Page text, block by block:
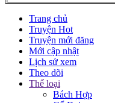
Trang chủ
Truyện Hot
Truyện mới đăng
Mới cập nhật
Lịch sử xem
Theo dõi
Thể loại
Bách Hợp